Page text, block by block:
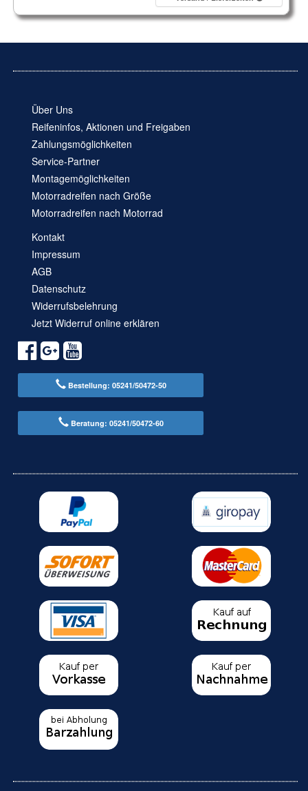
Über Uns
Reifeninfos, Aktionen und Freigaben
Zahlungsmöglichkeiten
Service-Partner
Montagemöglichkeiten
Motorradreifen nach Größe
Motorradreifen nach Motorrad
Kontakt
Impressum
AGB
Datenschutz
Widerrufsbelehrung
Jetzt Widerruf online erklären
Bestellung: 05241/50472-50
Beratung: 05241/50472-60